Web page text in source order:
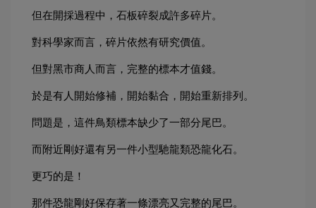
但在開採過程中，石板碎裂成許多碎片。
對科學家而言，碎片依然有研究價值。
但對黑市商人而言，完整的標本才值錢。
於是有人開始修補，開始黏合，開始重新排列。
問題是，這件鳥類標本缺少了一部分尾巴。
而附近剛好還有另一件小型馳龍類恐龍化石。
更巧的是！
那件恐龍剛好保存著一條漂亮又完整的尾巴。